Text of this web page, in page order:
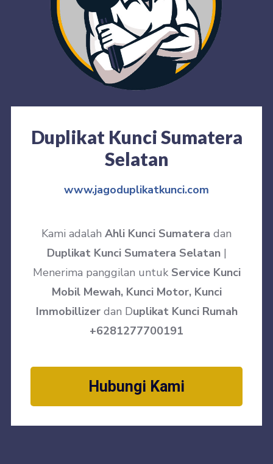
Duplikat Kunci Sumatera
Selatan
www.jagoduplikatkunci.com
Kami adalah Ahli Kunci Sumatera dan
Duplikat Kunci Sumatera Selatan|
Menerima panggilan untuk Service Kunci
Mobil Mewah, Kunci Motor, Kunci
Immobillizerdan Duplikat Kunci Rumah
+6281277700191
Hubungi Kami